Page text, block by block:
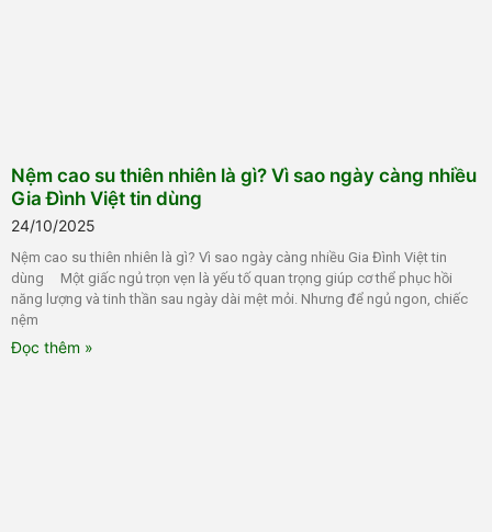
Nệm cao su thiên nhiên là gì? Vì sao ngày càng nhiều
Gia Đình Việt tin dùng
24/10/2025
Nệm cao su thiên nhiên là gì? Vì sao ngày càng nhiều Gia Đình Việt tin
dùng Một giấc ngủ trọn vẹn là yếu tố quan trọng giúp cơ thể phục hồi
năng lượng và tinh thần sau ngày dài mệt mỏi. Nhưng để ngủ ngon, chiếc
nệm
Đọc thêm »